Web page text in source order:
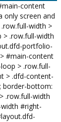
content
only screen and
width >
> .row.full-width
portfolio-
#main-content
> .row.full-
> .dfd-content-
border-bottom:
.row.full-width
#right-